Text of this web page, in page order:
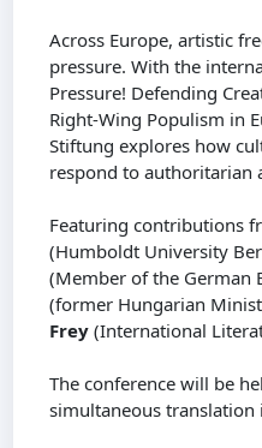
Across Europe, artistic
pressure. With the
Pressure! Defending
Right-Wing Populism in
Stiftung explores how
respond to authoritarian
Featuring contributions
(Humboldt University
(Member of the German
(former Hungarian
Frey (International
The conference will be
simultaneous translation